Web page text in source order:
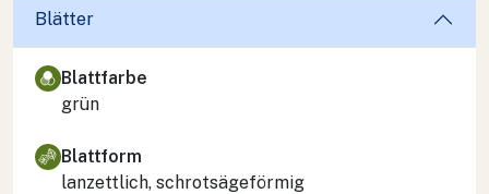
Blätter
Blattfarbe
grün
Blattform
lanzettlich, schrotsägeförmig